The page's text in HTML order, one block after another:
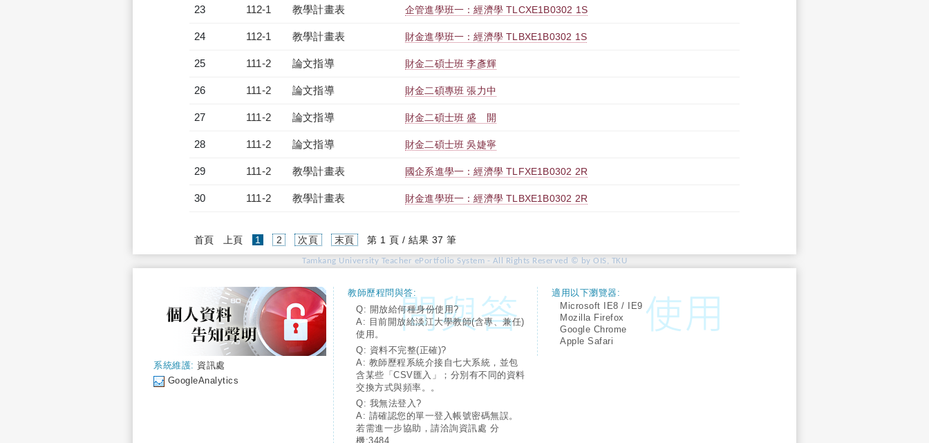
23 112-1 教學計畫表 企管進學班一：經濟學 TLCXE1B0302 1S
24 112-1 教學計畫表 財金進學班一：經濟學 TLBXE1B0302 1S
25 111-2 論文指導 財金二碩士班 李彥輝
26 111-2 論文指導 財金二碩專班 張力中
27 111-2 論文指導 財金二碩士班 盛 開
28 111-2 論文指導 財金二碩士班 吳婕寧
29 111-2 教學計畫表 國企系進學一：經濟學 TLFXE1B0302 2R
30 111-2 教學計畫表 財金進學班一：經濟學 TLBXE1B0302 2R
首頁 上頁 1 (current)
2 次頁 末頁 第 1 頁 / 結果 37 筆
Tamkang University Teacher ePortfolio System - All Rights Reserved © by OIS, TKU
系統維護: 資訊處
GoogleAnalytics
教師歷程問與答:
Q: 開放給何種身份使用?
A: 目前開放給淡江大學教師(含專、兼任)
使用。
Q: 資料不完整(正確)?
A: 教師歷程系統介接自七大系統，並包
含某些「CSV匯入」；分別有不同的資料
交換方式與頻率。。
Q: 我無法登入?
A: 請確認您的單一登入帳號密碼無誤。
若需進一步協助，請洽詢資訊處 分
機:3484
適用以下瀏覽器:
Microsoft IE8 / IE9
Mozilla Firefox
Google Chrome
Apple Safari